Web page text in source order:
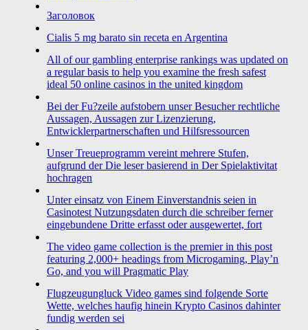
Заголовок
Cialis 5 mg barato sin receta en Argentina
All of our gambling enterprise rankings was updated on
a regular basis to help you examine the fresh safest
ideal 50 online casinos in the united kingdom
Bei der Fu?zeile aufstobern unser Besucher rechtliche
Aussagen, Aussagen zur Lizenzierung,
Entwicklerpartnerschaften und Hilfsressourcen
Unser Treueprogramm vereint mehrere Stufen,
aufgrund der Die leser basierend in Der Spielaktivitat
hochragen
Unter einsatz von Einem Einverstandnis seien in
Casinotest Nutzungsdaten durch die schreiber ferner
eingebundene Dritte erfasst oder ausgewertet, fort
The video game collection is the premier in this post
featuring 2,000+ headings from Microgaming, Play’n
Go, and you will Pragmatic Play
Flugzeugungluck Video games sind folgende Sorte
Wette, welches haufig hinein Krypto Casinos dahinter
fundig werden sei